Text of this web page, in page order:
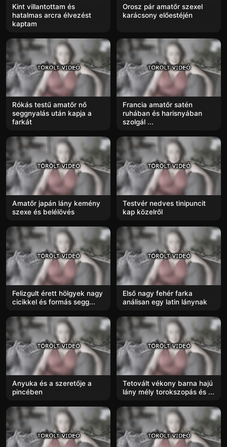
Kint villantottam és
hatalmas arcra élvezést
kaptam
Orosz pár amatőr szexel
karácsony előestéjén
Rókás testű amatőr nő
seggnyalás után kapja a
farkát
Francia amatőr satén
ruhában és harisnyában
szolgál ...
Amatőr japán lány kemény
szexe és belélövés
Testvér nedves tinipuncit
kap közelről
Felizgult érett hölgyek nagy
cicikkel és formás segg...
Első nagy fehér farka
análisan egy latin lánynak
Anyuka és a szeretője a
pincében
Tetovált vékony barna hajú
lány mély torokszopás és ...